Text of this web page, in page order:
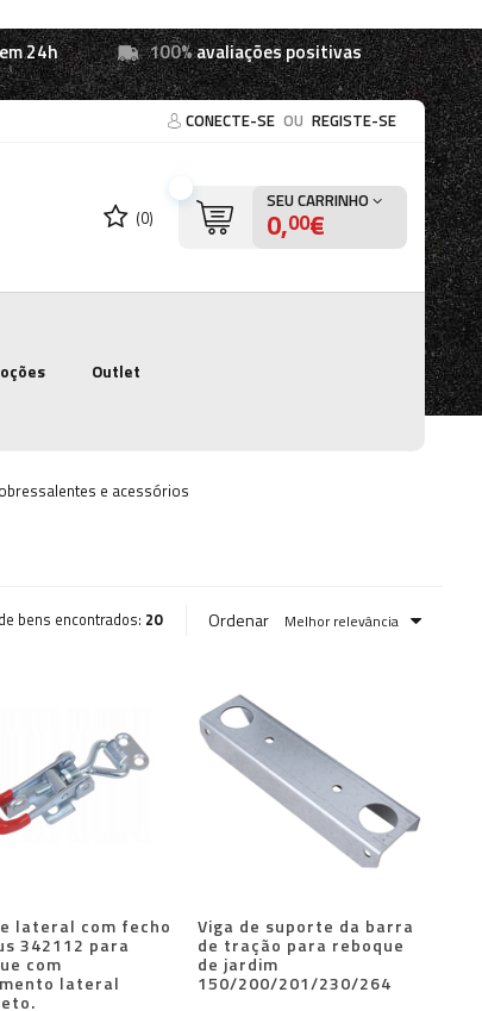
24h 100%avaliações positivas
CONECTE-SE OU REGISTE-SE
(0)
SEU CARRINHO
0,00€
Outlet
e acessórios
bens encontrados: 20 Ordenar Melhor relevância
lateral com fecho
342112 para
com
lateral
Viga de suporte da barra
de tração para reboque
de jardim
150/200/201/230/264